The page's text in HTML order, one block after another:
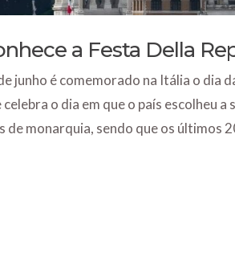
a Festa Della
junho é comemorado na Itália o dia
celebra o dia em que o país escolheu
de monarquia, sendo que os últimos